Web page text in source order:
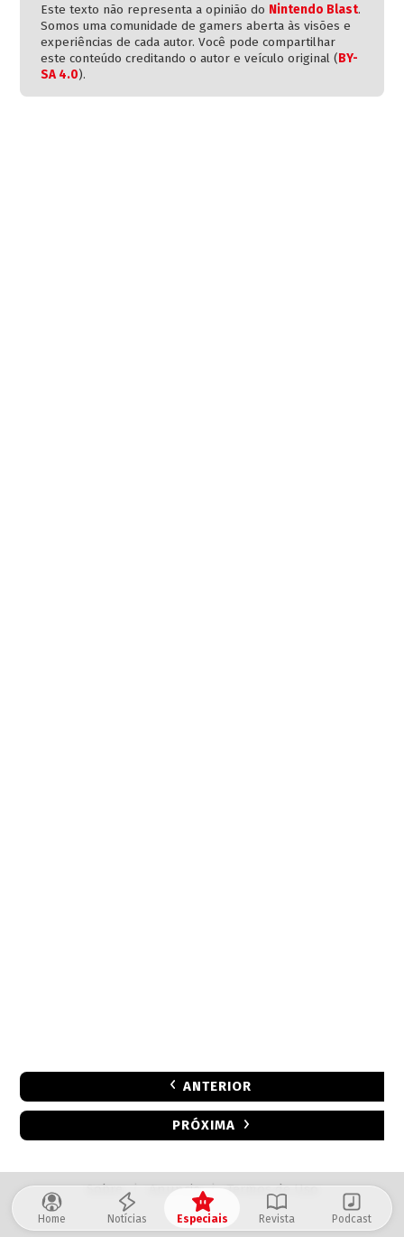
Este texto não representa a opinião do Nintendo Blast.
Somos uma comunidade de gamers aberta às visões e
experiências de cada autor. Você pode compartilhar
este conteúdo creditando o autor e veículo original (BY-
SA 4.0).
ANTERIOR
PRÓXIMA
Sobre | Anuncie | Termos de Uso
Home Notícias Especiais Revista Podcast